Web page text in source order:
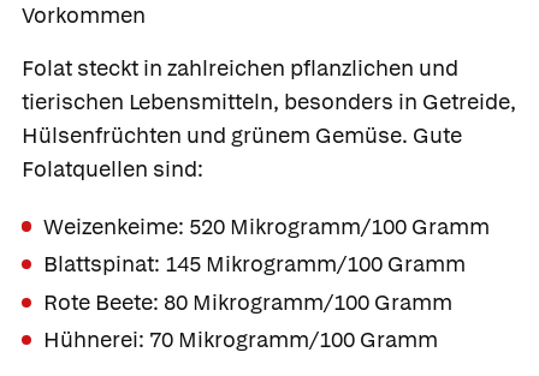
Vorkommen
Folat steckt in zahlreichen pflanzlichen und
tierischen Lebensmitteln, besonders in Getreide,
Hülsenfrüchten und grünem Gemüse. Gute
Folatquellen sind:
Weizenkeime: 520 Mikrogramm/100 Gramm
Blattspinat: 145 Mikrogramm/100 Gramm
Rote Beete: 80 Mikrogramm/100 Gramm
Hühnerei: 70 Mikrogramm/100 Gramm